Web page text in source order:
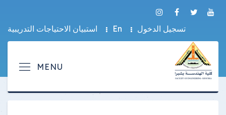
تسجيل الدخول En استبيان الاحتياجات التدريبية